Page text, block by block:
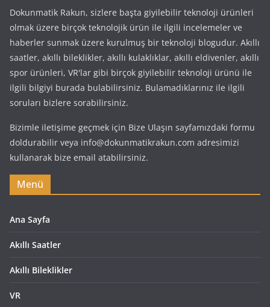
Dokunmatik Rakun, sizlere başta giyilebilir teknoloji ürünleri
olmak üzere birçok teknolojik ürün ile ilgili incelemeler ve
haberler sunmak üzere kurulmuş bir teknoloji blogudur. Akıllı
saatler, akıllı bileklikler, akıllı kulaklıklar, akıllı eldivenler, akıllı
spor ürünleri, VR'lar gibi birçok giyilebilir teknoloji ürünü ile
ilgili bilgiyi burada bulabilirsiniz. Bulamadıklarınız ile ilgili
soruları bizlere sorabilirsiniz.
Bizimle iletişime geçmek için Bize Ulaşın sayfamızdaki formu
doldurabilir veya info@dokunmatikrakun.com adresimizi
kullanarak bize email atabilirsiniz.
Menü
Ana Sayfa
Akıllı Saatler
Akıllı Bileklikler
VR